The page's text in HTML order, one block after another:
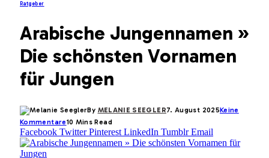
Ratgeber
Arabische Jungennamen »
Die schönsten Vornamen
für Jungen
By MELANIE SEEGLER7. August 2025Keine
Kommentare10 Mins Read
Facebook Twitter Pinterest LinkedIn Tumblr Email